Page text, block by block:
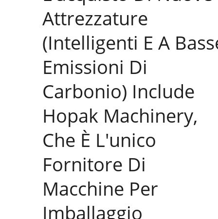
Attrezzature
(intelligenti E A
Emissioni Di
Carbonio) Include
Hopak Machinery,
Che È L'unico
Fornitore Di
Macchine Per
Imballaggio
Linea Di Imballaggio
Automatizzata Per Bastoncini
Di Colla Calda